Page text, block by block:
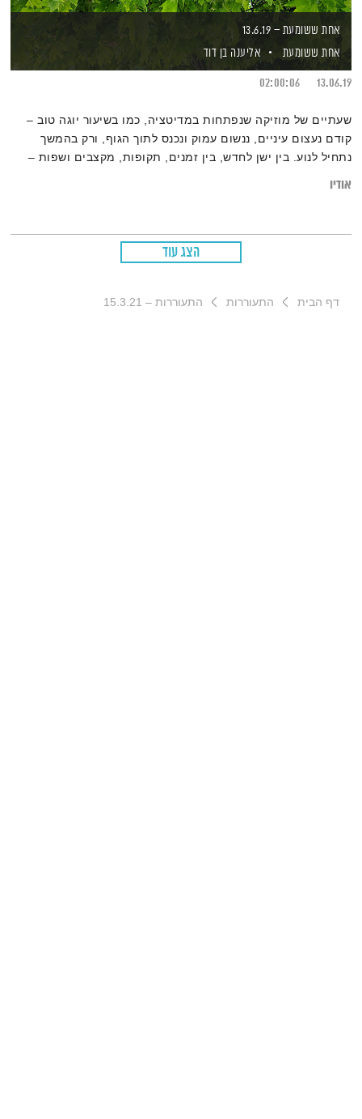
אחת ששומעת – 13.6.19
אחת ששומעת
אליענה בן דוד
13.06.19
02:00:06
שעתיים של מוזיקה שנפתחות במדיטציה, כמו בשיעור יוגה טוב –
קודם נעצום עיניים, ננשום עמוק ונכנס לתוך הגוף, ורק בהמשך
נתחיל לנוע. בין ישן לחדש, בין זמנים, תקופות, מקצבים ושפות –
אודיו
הצג עוד
דף הבית התעוררות התעוררות – 15.3.21